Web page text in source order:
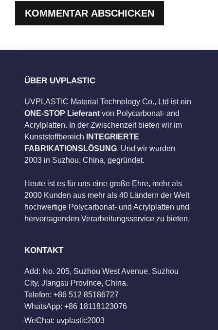
ÜBER UVPLASTIC
UVPLASTIC Material Technology Co., Ltd ist ein
ONE-STOP Lieferant von Polycarbonat- and
Acrylplatten. In der Zwischenzeit bieten wir im
Kunststoffbereich
INTEGRIERTE
FABRIKATIONSLÖSUNG. Und wir wurden
2003 in Suzhou, China, gegründet.
Heute ist es für uns eine große Ehre, mehr als
2000 Kunden aus mehr als 40 Ländern der Welt
hochwertige Polycarbonat- und Acrylplatten und
hervorragenden Verarbeitungsservice zu bieten.
KONTAKT
Add: No. 205, Suzhou West Avenue, Suzhou
City, Jiangsu Province, China.
Telefon: +86 512 85186727
WhatsApp: +86 18118123076
WeChat: uvplastic2003